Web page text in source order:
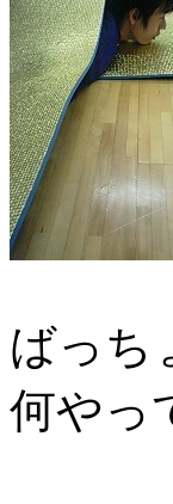
ばっち
何やっ